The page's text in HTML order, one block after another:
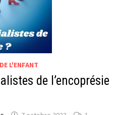
L'ENFANT
de l’encoprésie